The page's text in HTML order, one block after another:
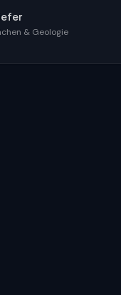
& Geologie